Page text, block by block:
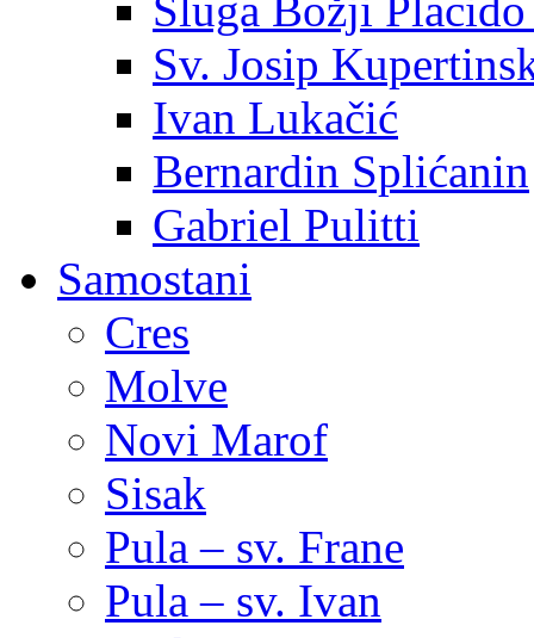
Sv. Josip
Ivan Lukačić
Bernardin Splićanin
Gabriel Pulitti
Samostani
Cres
Molve
Novi Marof
Sisak
Pula – sv. Frane
Pula – sv. Ivan